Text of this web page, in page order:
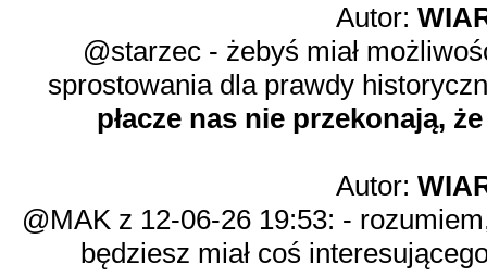
Autor:
@starzec - żebyś miał
sprostowania dla prawdy
płacze nas nie przekonają,
Autor:
@MAK z 12-06-26 19:53: -
będziesz miał coś